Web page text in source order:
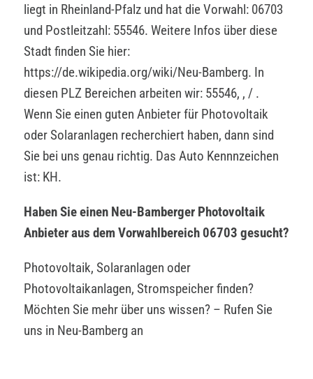
liegt in Rheinland-Pfalz und hat die Vorwahl: 06703
und Postleitzahl: 55546. Weitere Infos über diese
Stadt finden Sie hier:
https://de.wikipedia.org/wiki/Neu-Bamberg. In
diesen PLZ Bereichen arbeiten wir: 55546, , / .
Wenn Sie einen guten Anbieter für Photovoltaik
oder Solaranlagen recherchiert haben, dann sind
Sie bei uns genau richtig. Das Auto Kennnzeichen
ist: KH.
Haben Sie einen Neu-Bamberger Photovoltaik
Anbieter aus dem Vorwahlbereich 06703 gesucht?
Photovoltaik, Solaranlagen oder
Photovoltaikanlagen, Stromspeicher finden?
Möchten Sie mehr über uns wissen? – Rufen Sie
uns in Neu-Bamberg an